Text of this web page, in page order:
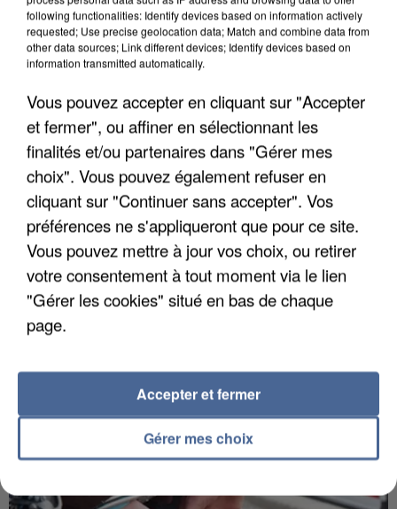
APRÈS TOUTES CES CANICULES, LES REFUGES
following functionalities: Identify devices based on information actively
requested; Use precise geolocation data; Match and combine data from
other data sources; Link different devices; Identify devices based on
information transmitted automatically.
Vous pouvez accepter en cliquant sur "Accepter
et fermer", ou affiner en sélectionnant les
finalités et/ou partenaires dans "Gérer mes
choix". Vous pouvez également refuser en
cliquant sur "Continuer sans accepter". Vos
préférences ne s'appliqueront que pour ce site.
Vous pouvez mettre à jour vos choix, ou retirer
votre consentement à tout moment via le lien
"Gérer les cookies" situé en bas de chaque
page.
Gérer mes choix
Accepter et fermer